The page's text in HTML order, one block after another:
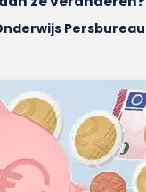
Persbureau